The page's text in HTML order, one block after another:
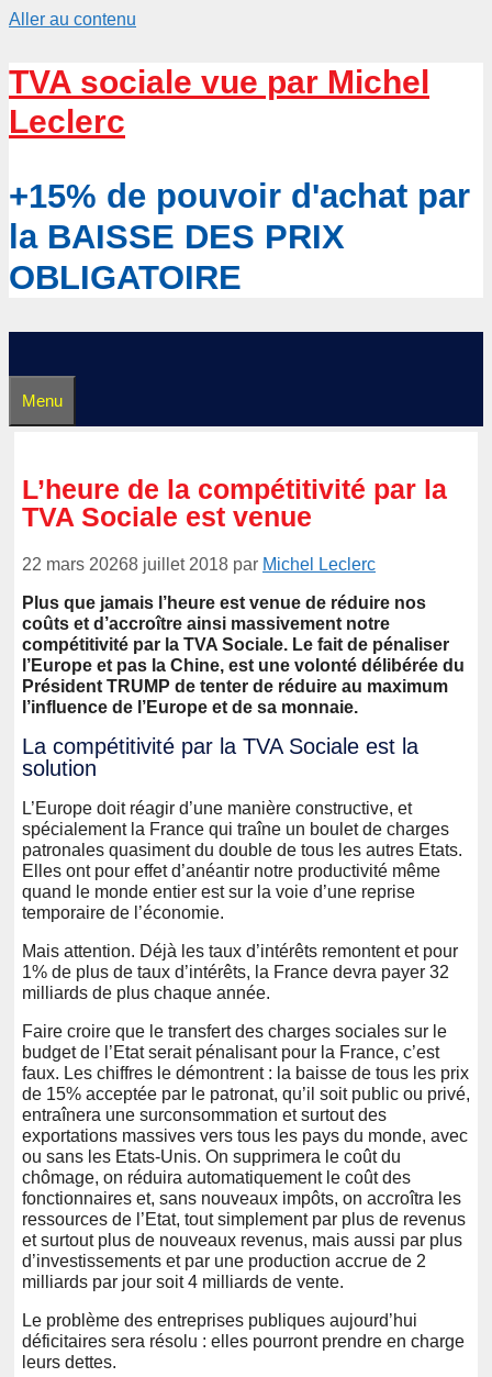
Aller au contenu
TVA sociale vue par Michel
Leclerc
+15% de pouvoir d'achat par
la BAISSE DES PRIX
OBLIGATOIRE
Menu
L’heure de la compétitivité par la
TVA Sociale est venue
22 mars 20268 juillet 2018 par Michel Leclerc
Plus que jamais l’heure est venue de réduire nos
coûts et d’accroître ainsi massivement notre
compétitivité par la TVA Sociale. Le fait de pénaliser
l’Europe et pas la Chine, est une volonté délibérée du
Président TRUMP de tenter de réduire au maximum
l’influence de l’Europe et de sa monnaie.
La compétitivité par la TVA Sociale est la
solution
L’Europe doit réagir d’une manière constructive, et
spécialement la France qui traîne un boulet de charges
patronales quasiment du double de tous les autres Etats.
Elles ont pour effet d’anéantir notre productivité même
quand le monde entier est sur la voie d’une reprise
temporaire de l’économie.
Mais attention. Déjà les taux d’intérêts remontent et pour
1% de plus de taux d’intérêts, la France devra payer 32
milliards de plus chaque année.
Faire croire que le transfert des charges sociales sur le
budget de l’Etat serait pénalisant pour la France, c’est
faux. Les chiffres le démontrent : la baisse de tous les prix
de 15% acceptée par le patronat, qu’il soit public ou privé,
entraînera une surconsommation et surtout des
exportations massives vers tous les pays du monde, avec
ou sans les Etats-Unis. On supprimera le coût du
chômage, on réduira automatiquement le coût des
fonctionnaires et, sans nouveaux impôts, on accroîtra les
ressources de l’Etat, tout simplement par plus de revenus
et surtout plus de nouveaux revenus, mais aussi par plus
d’investissements et par une production accrue de 2
milliards par jour soit 4 milliards de vente.
Le problème des entreprises publiques aujourd’hui
déficitaires sera résolu : elles pourront prendre en charge
leurs dettes.